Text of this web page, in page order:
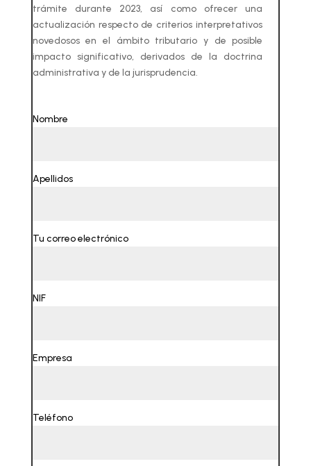
trámite durante 2023, así como ofrecer una
actualización respecto de criterios interpretativos
novedosos en el ámbito tributario y de posible
impacto significativo, derivados de la doctrina
administrativa y de la jurisprudencia.
Nombre
Apellidos
Tu correo electrónico
NIF
Empresa
Teléfono